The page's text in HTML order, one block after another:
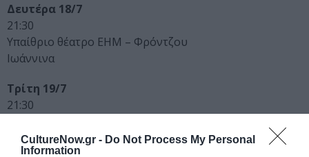
CultureNow.gr - Do Not Process My Personal
Information
Δευτέρα 18/7
21:30
Υπαίθριο θέατρο ΕΗΜ – Φρόντζου
Ιωάννινα
Τρίτη 19/7
21:30
Πάτρα